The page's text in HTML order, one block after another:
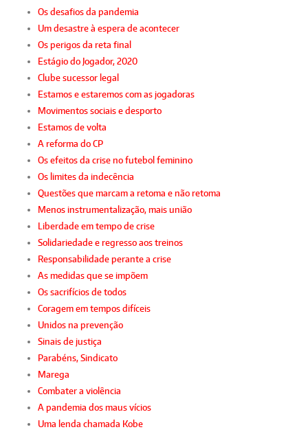
Os desafios da pandemia
Um desastre à espera de acontecer
Os perigos da reta final
Estágio do Jogador, 2020
Clube sucessor legal
Estamos e estaremos com as jogadoras
Movimentos sociais e desporto
Estamos de volta
A reforma do CP
Os efeitos da crise no futebol feminino
Os limites da indecência
Questões que marcam a retoma e não retoma
Menos instrumentalização, mais união
Liberdade em tempo de crise
Solidariedade e regresso aos treinos
Responsabilidade perante a crise
As medidas que se impõem
Os sacrifícios de todos
Coragem em tempos difíceis
Unidos na prevenção
Sinais de justiça
Parabéns, Sindicato
Marega
Combater a violência
A pandemia dos maus vícios
Uma lenda chamada Kobe